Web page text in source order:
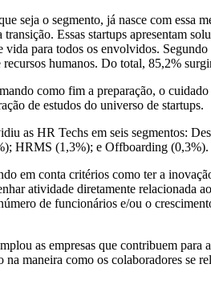
seja o segmento, já nasce com essa
Essas startups apresentam
para todos os envolvidos.
humanos. Do total, 85,2%
como fim a preparação, o
de estudos do universo de startups.
as HR Techs em seis segmentos:
HRMS (1,3%); e Offboarding (0,3%).
em conta critérios como ter a
atividade diretamente relacionada
de funcionários e/ou o
as empresas que contribuem
maneira como os colaboradores se